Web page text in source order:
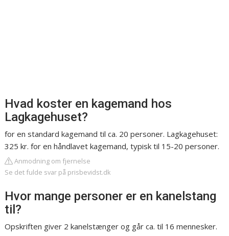
Hvad koster en kagemand hos
Lagkagehuset?
for en standard kagemand til ca. 20 personer. Lagkagehuset:
325 kr. for en håndlavet kagemand, typisk til 15-20 personer.
Anmodning om fjernelse
Se det fulde svar på prisbevidst.dk
Hvor mange personer er en kanelstang
til?
Opskriften giver 2 kanelstænger og går ca. til 16 mennesker.